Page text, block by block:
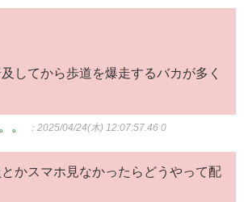
してから歩道を爆走するバカが多く
。 ：2025/04/24(木) 12:07:57.46 0
かスマホ見なかったらどうやって配